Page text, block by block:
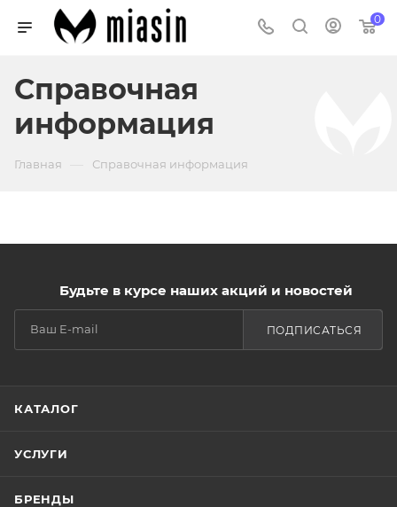
0
Справочная
информация
Главная Справочная информация
Будьте в курсе наших акций и новостей
ПОДПИСАТЬСЯ
КАТАЛОГ
УСЛУГИ
БРЕНДЫ